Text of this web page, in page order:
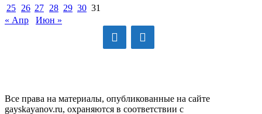
25 26 27 28 29 30 31
« Апр
Июн »
Все права на материалы, опубликованные на сайте
gayskayanov.ru, охраняются в соответствии с